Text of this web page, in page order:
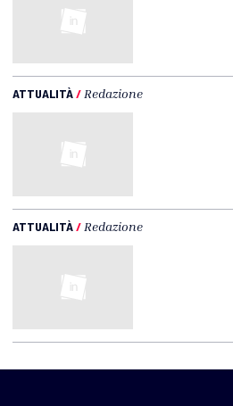
ATTUALITÀ/ Redazione
ATTUALITÀ/ Redazione